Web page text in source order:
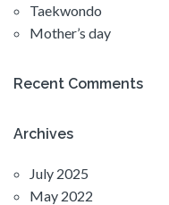
Taekwondo
Mother’s day
Recent Comments
Archives
July 2025
May 2022